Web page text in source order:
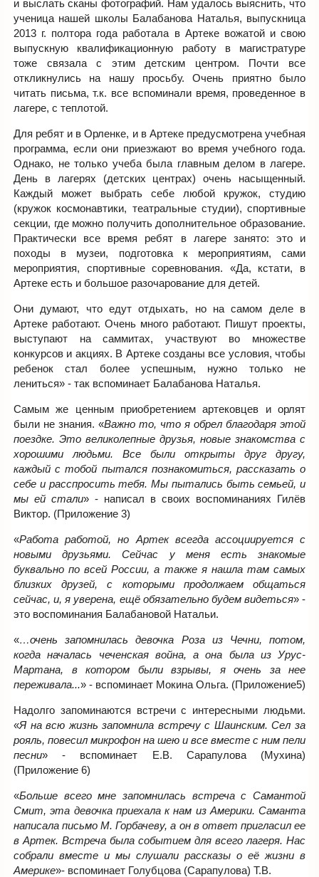
и выслать сканы фотографий. Нам удалось выяснить, что
ученица нашей школы Балабанова Наталья, выпускница
2013 г. полтора года работала в Артеке вожатой и свою
выпускную квалификационную работу в магистратуре
тоже связала с этим детским центром. Почти все
откликнулись на нашу просьбу. Очень приятно было
читать письма, т.к. все вспоминали время, проведенное в
лагере, с теплотой.
Для ребят и в Орленке, и в Артеке предусмотрена учебная
программа, если они приезжают во время учебного года.
Однако, не только учеба была главным делом в лагере.
День в лагерях (детских центрах) очень насыщенный.
Каждый может выбрать себе любой кружок, студию
(кружок космонавтики, театральные студии), спортивные
секции, где можно получить дополнительное образование.
Практически все время ребят в лагере занято: это и
походы в музеи, подготовка к мероприятиям, сами
мероприятия, спортивные соревнования. «Да, кстати, в
Артеке есть и большое разочарование для детей.
Они думают, что едут отдыхать, но на самом деле в
Артеке работают. Очень много работают. Пишут проекты,
выступают на саммитах, участвуют во множестве
конкурсов и акциях. В Артеке созданы все условия, чтобы
ребенок стал более успешным, нужно только не
лениться» - так вспоминает Балабанова Наталья.
Самым же ценным приобретением артековцев и орлят
были не знания. «Важно то, что я обрел благодаря этой
поездке. Это великолепные друзья, новые знакомства с
хорошими людьми. Все были открыты друг другу,
каждый с тобой пытался познакомиться, рассказать о
себе и расспросить тебя. Мы пытались быть семьей, и
мы ей стали» - написал в своих воспоминаниях Гилёв
Виктор. (Приложение 3)
«Работа работой, но Артек всегда ассоциируется с
новыми друзьями. Сейчас у меня есть знакомые
буквально по всей России, а также я нашла там самых
близких друзей, с которыми продолжаем общаться
сейчас, и, я уверена, ещё обязательно будем видеться» -
это воспоминания Балабановой Натальи.
«…очень запомнилась девочка Роза из Чечни, потом,
когда началась чеченская война, а она была из Урус-
Мартана, в котором были взрывы, я очень за нее
переживала...» - вспоминает Мокина Ольга. (Приложение5)
Надолго запоминаются встречи с интересными людьми.
«Я на всю жизнь запомнила встречу с Шаинским. Сел за
рояль, повесил микрофон на шею и все вместе с ним пели
песни» - вспоминает Е.В. Сарапулова (Мухина)
(Приложение 6)
«Больше всего мне запомнилась встреча с Самантой
Смит, эта девочка приехала к нам из Америки. Саманта
написала письмо М. Горбачеву, а он в ответ пригласил ее
в Артек. Встреча была событием для всего лагеря. Нас
собрали вместе и мы слушали рассказы о её жизни в
Америке»- вспоминает Голубцова (Сарапулова) Т.В.